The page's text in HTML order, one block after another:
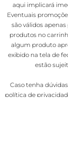
aqui implicará
Eventuais
são válidos
produtos no
algum produto
exibido na tela de
estão
Caso tenha
política de